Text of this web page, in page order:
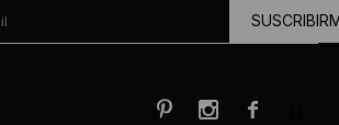

 